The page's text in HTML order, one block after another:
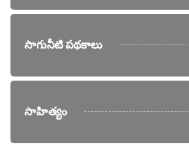
సాగునీటి పథకాలు
సాహిత్యం